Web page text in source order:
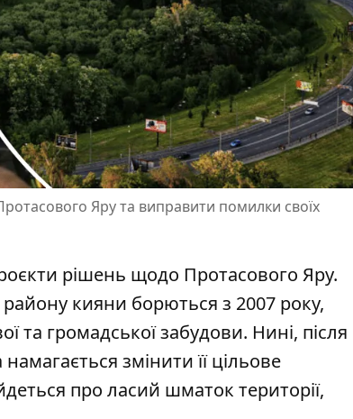
Яру та виправити помилки своїх
рішень щодо Протасового Яру.
району кияни борються з 2007 року,
та громадської забудови. Нині, після
змінити її цільове
про ласий шматок території,